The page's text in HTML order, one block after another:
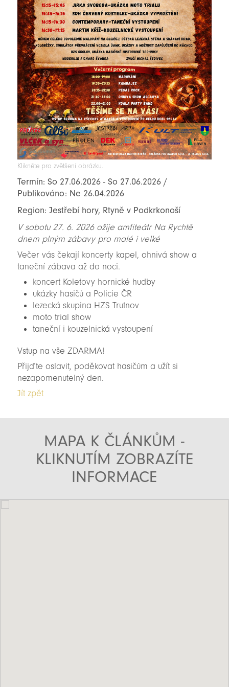
Klikněte pro zvětšení obrázku.
Termín: So 27.06.2026 - So 27.06.2026 /
Publikováno: Ne 26.04.2026
Region: Jestřebí hory, Rtyně v Podkrkonoší
V sobotu 27. 6. 2026 ožije amfiteátr Na Rychtě
dnem plným zábavy pro malé i velké
Večer vás čekají koncerty kapel, ohnivá show a
taneční zábava až do noci.
koncert Koletovy hornické hudby
ukázky hasičů a Policie ČR
lezecká skupina HZS Trutnov
moto trial show
taneční i kouzelnická vystoupení
Vstup na vše ZDARMA!
Přijďte oslavit, poděkovat hasičům a užít si
nezapomenutelný den.️
Jít zpět
MAPA K ČLÁNKŮM -
KLIKNUTÍM ZOBRAZÍTE
INFORMACE